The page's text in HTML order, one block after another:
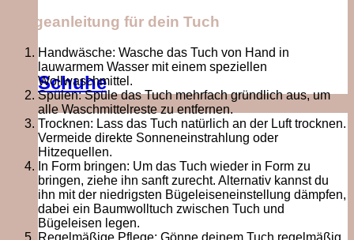
Schuhe
Pflegeanleitung für dein Tuch
Handwäsche: Wasche das Tuch von Hand in
lauwarmem Wasser mit einem speziellen
Wollwaschmittel.
Spülen: Spüle das Tuch mehrfach gründlich aus, um
alle Waschmittelreste zu entfernen.
Trocknen: Lass das Tuch natürlich an der Luft trocknen.
Vermeide direkte Sonneneinstrahlung oder
Hitzequellen.
In Form bringen: Um das Tuch wieder in Form zu
bringen, ziehe ihn sanft zurecht. Alternativ kannst du
ihn mit der niedrigsten Bügeleiseneinstellung dämpfen,
dabei ein Baumwolltuch zwischen Tuch und
Bügeleisen legen.